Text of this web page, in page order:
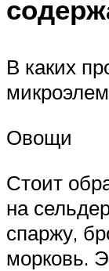
В каких
Овощи
Стоит
на
спаржу,
морковь.